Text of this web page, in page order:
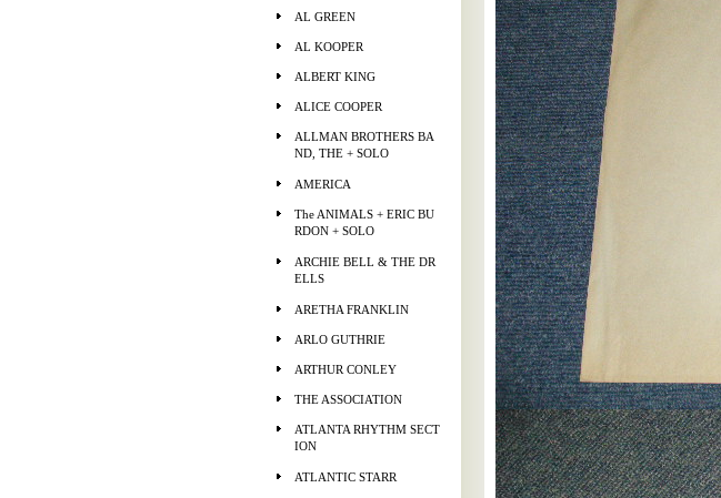
AL GREEN
AL KOOPER
ALBERT KING
ALICE COOPER
ALLMAN BROTHERS BA
ND, THE + SOLO
AMERICA
The ANIMALS + ERIC BU
RDON + SOLO
ARCHIE BELL & THE DR
ELLS
ARETHA FRANKLIN
ARLO GUTHRIE
ARTHUR CONLEY
THE ASSOCIATION
ATLANTA RHYTHM SECT
ION
ATLANTIC STARR